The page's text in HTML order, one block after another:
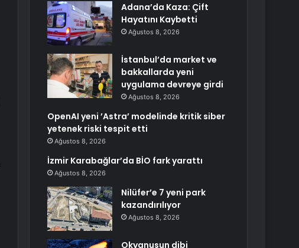
Adana’da Kaza: Çift
Hayatını Kaybetti
Ağustos 8, 2026
İstanbul’da market ve
bakkallarda yeni
uygulama devreye girdi
Ağustos 8, 2026
OpenAI yeni ’Astra’ modelinde kritik siber
yetenek riski tespit etti
Ağustos 8, 2026
İzmir Karabağlar’da BİO fark yarattı
Ağustos 8, 2026
Nilüfer’e 7 yeni park
kazandırılıyor
Ağustos 8, 2026
Okyanusun dibi